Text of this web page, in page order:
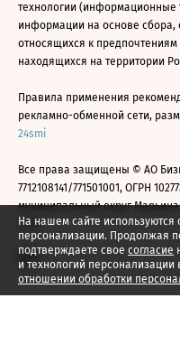
На нашем сайте
персонализации. Продолжая
подтверждаете свое согласие
и технологий персонализации
отношении обработки
технологии (информационные
информации на основе сбора,
относящихся к
находящихся на территории
Правила применения
рекламно-обменной сети,
24smi
Все права защищены © АО
7712108141/771501001, ОГРН
муниципальный округ
2026